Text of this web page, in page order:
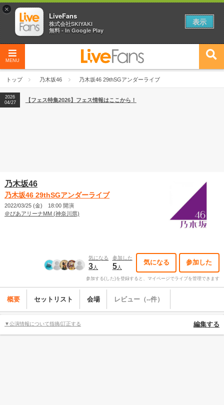
MENU
トップ 乃木坂46 乃木坂46 29thSGアンダーライブ
2026
04/27
2026
【ライブ動員ランキング】2026年上半期編発表！
2026
04/27
【フェス特集2026】フェス情報はここから！
乃木坂46
乃木坂46 29thSGアンダーライブ
2022/03/25 (金) 18:00 開演
＠ぴあアリーナMM (神奈川県)
気になる
3人
参加した
5人
気になる 参加した
参加する(した)を登録すると、マイページでライブを管理できます
概要 セットリスト 会場 レビュー（--件）
▼公演情報について指摘/訂正する 編集する
×
LiveFans
株式会社SKIYAKI
無料 - In Google Play
表示